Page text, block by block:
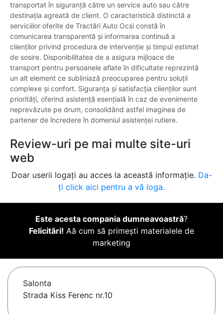
transportat în siguranță către un service auto sau către
destinația agreată de client. O caracteristică distinctă a
serviciilor oferite de Tractări Auto Ocsi constă în
comunicarea transparentă și informarea continuă a
clienților privind procedura de intervenție și timpul estimat
de sosire. Disponibilitatea de a asigura mijloace de
transport pentru persoanele aflate în dificultate reprezintă
un alt element ce subliniază preocuparea pentru soluții
complexe și confort. Siguranța și satisfacția clienților sunt
priorități, oferind asistență esențială în caz de evenimente
neprevăzute pe drum, consolidând astfel imaginea de
partener de încredere în domeniul asistenței rutiere.
Review-uri pe mai multe site-uri
web
Doar userii logați au acces la această informație. Da-
ți click aici pentru a vă loga.
Este acesta compania dumneavoastră?
Felicitări! Aă cum să primești materialele de
marketing
Salonta
Strada Kiss Ferenc nr.10